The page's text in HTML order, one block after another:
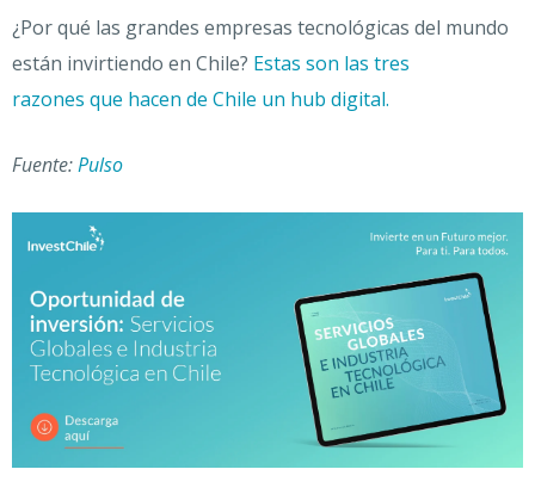
¿Por qué las grandes empresas tecnológicas del mundo
están invirtiendo en Chile? Estas son las tres
razones que hacen de Chile un hub digital.
Fuente:Pulso